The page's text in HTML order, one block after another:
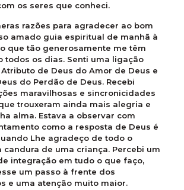
os seres que conheci.
razões para agradecer ao bom
amado guia espiritual de manhã à
que tão generosamente me têm
todos os dias. Senti uma ligação
de Deus do Amor de Deus e
do Perdão de Deus. Recebi
maravilhosas e sincronicidades
trouxeram ainda mais alegria e
alma. Estava a observar com
como a resposta de Deus é
Lhe agradeço de todo o
candura de uma criança. Percebi um
integração em tudo o que faço,
um passo à frente dos
e uma atenção muito maior.